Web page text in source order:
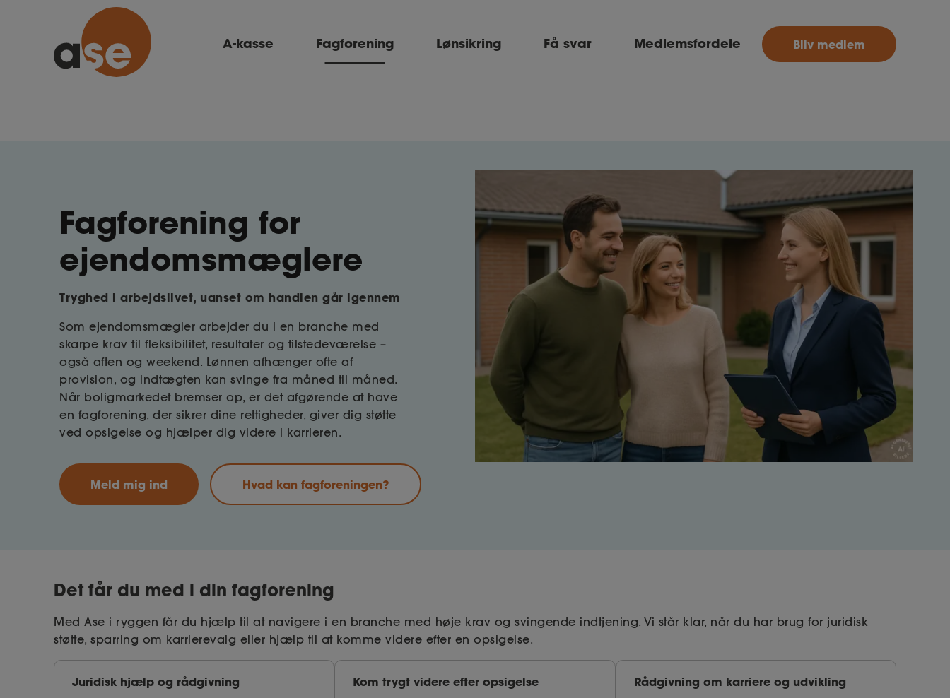
Ase
A-kasse Fagforening Lønsikring Få svar Medlemsfordele Bliv medlem
Fagforening for
ejendomsmæglere
Tryghed i arbejdslivet, uanset om handlen går igennem
Som ejendomsmægler arbejder du i en branche med
skarpe krav til fleksibilitet, resultater og tilstedeværelse –
også aften og weekend. Lønnen afhænger ofte af
provision, og indtægten kan svinge fra måned til måned.
Når boligmarkedet bremser op, er det afgørende at have
en fagforening, der sikrer dine rettigheder, giver dig støtte
ved opsigelse og hjælper dig videre i karrieren.
Meld mig ind Hvad kan fagforeningen?
Det får du med i din fagforening
Med Ase i ryggen får du hjælp til at navigere i en branche med høje krav og svingende indtjening. Vi står klar, når du har brug for juridisk
støtte, sparring om karrierevalg eller hjælp til at komme videre efter en opsigelse.
Juridisk hjælp og rådgivning Kom trygt videre efter opsigelse Rådgivning om karriere og udvikling